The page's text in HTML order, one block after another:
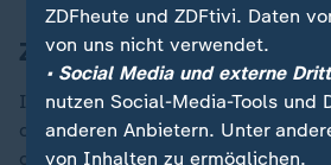
ZDF-Backgroundcheck
Im ZDF-Backgroundcheck wollen
diese Behauptungen kommt, was
davon profitiert.
ZDFheute und ZDFtivi. Daten
von uns nicht verwendet.
• Social Media und externe
nutzen Social-Media-Tools und
anderen Anbietern. Unter
von Inhalten zu ermöglichen.